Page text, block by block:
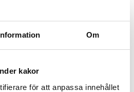
Om
kakor
för att anpassa innehållet
med kompetens inom både
projektstöd